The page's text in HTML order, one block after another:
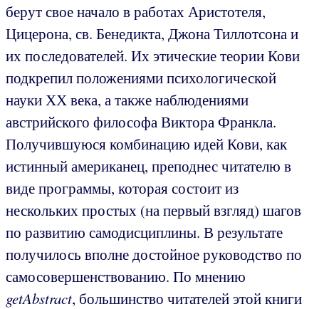
берут свое начало в работах Аристотеля,
Цицерона, св. Бенедикта, Джона Тиллотсона и
их последователей. Их этические теории Кови
подкрепил положениями психологической
науки ХХ века, а также наблюдениями
австрийского философа Виктора Франкла.
Получившуюся комбинацию идей Кови, как
истинный американец, преподнес читателю в
виде программы, которая состоит из
нескольких простых (на первый взгляд) шагов
по развитию самодисциплины. В результате
получилось вполне достойное руководство по
самосовершенствованию. По мнению
getAbstract, большинство читателей этой книги